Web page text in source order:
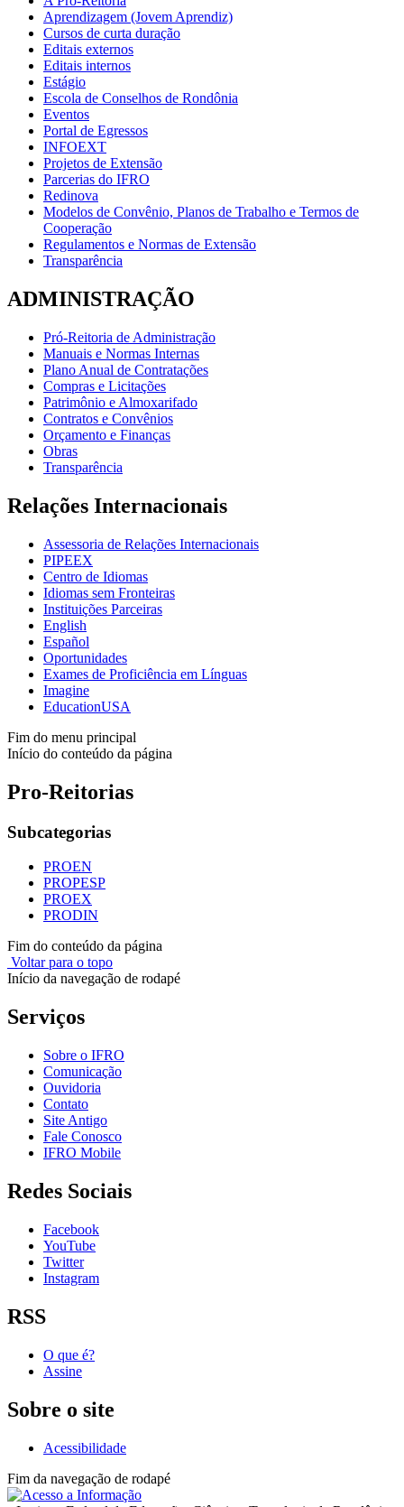
Aprendizagem (Jovem Aprendiz)
Cursos de curta duração
Editais externos
Editais internos
Estágio
Escola de Conselhos de Rondônia
Eventos
Portal de Egressos
INFOEXT
Projetos de Extensão
Parcerias do IFRO
Redinova
Modelos de Convênio, Planos de Trabalho e Termos de
Cooperação
Regulamentos e Normas de Extensão
Transparência
ADMINISTRAÇÃO
Pró-Reitoria de Administração
Manuais e Normas Internas
Plano Anual de Contratações
Compras e Licitações
Patrimônio e Almoxarifado
Contratos e Convênios
Orçamento e Finanças
Obras
Transparência
Relações Internacionais
Assessoria de Relações Internacionais
PIPEEX
Centro de Idiomas
Idiomas sem Fronteiras
Instituições Parceiras
English
Español
Oportunidades
Exames de Proficiência em Línguas
Imagine
EducationUSA
Fim do menu principal
Início do conteúdo da página
Pro-Reitorias
Subcategorias
PROEN
PROPESP
PROEX
PRODIN
Fim do conteúdo da página
Voltar para o topo
Início da navegação de rodapé
Serviços
Sobre o IFRO
Comunicação
Ouvidoria
Contato
Site Antigo
Fale Conosco
IFRO Mobile
Redes Sociais
Facebook
YouTube
Twitter
Instagram
RSS
O que é?
Assine
Sobre o site
Acessibilidade
Fim da navegação de rodapé